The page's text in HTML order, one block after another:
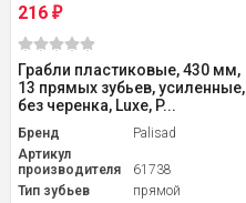
216 ₽
Грабли пластиковые, 430 мм,
13 прямых зубьев, усиленные,
без черенка, Luxe, P...
Бренд
Palisad
Артикул
производителя
61738
Тип зубьев
прямой